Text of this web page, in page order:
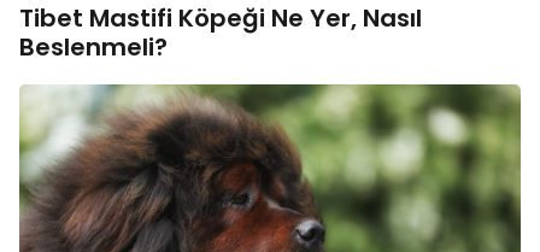
Tibet Mastifi Köpeği Ne Yer, Nasıl
Beslenmeli?